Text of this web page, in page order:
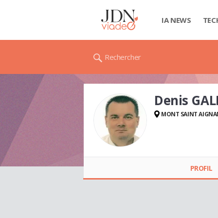
IA NEWS
Rechercher
Denis
MONT SAINT
PROFIL